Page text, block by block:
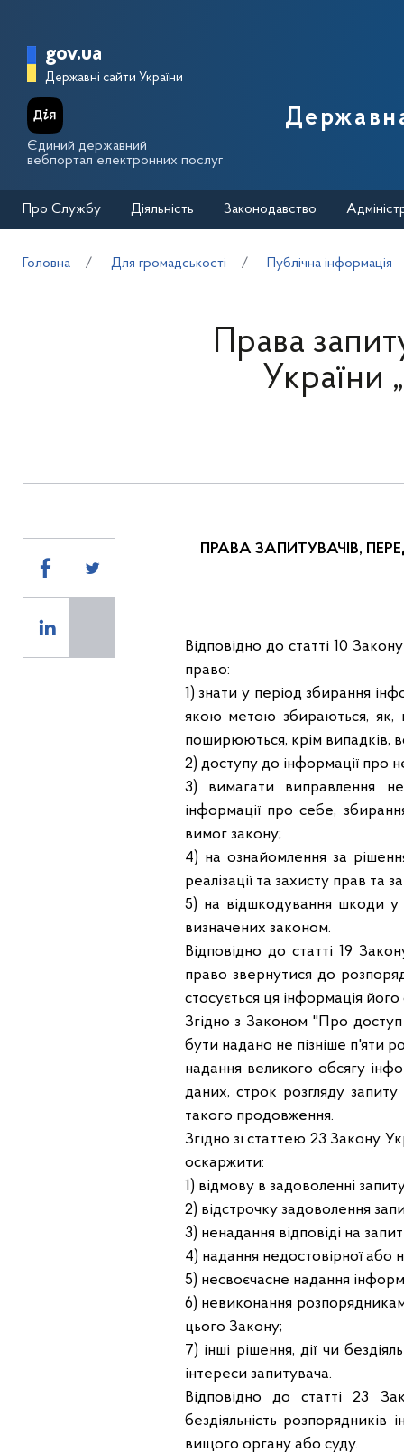
Головна сторінка Державної
gov.ua
Державні сайти України
Єдиний державний
вебпортал електронних послуг
Про Службу Діяльність Законодавство
Головна Для громадськості Публічна інформація
Права
України
ПРАВА ЗАПИТУВАЧІВ,
Відповідно до статті 10
право:
1) знати у період збирання
якою метою збираються, як,
поширюються, крім випадків,
2) доступу до інформації про
3) вимагати виправлення
інформації про себе,
вимог закону;
4) на ознайомлення за
реалізації та захисту прав та
5) на відшкодування шкоди у
визначених законом.
Відповідно до статті 19
право звернутися до
стосується ця інформація
Згідно з Законом "Про доступ
бути надано не пізніше п'яти
надання великого обсягу
даних, строк розгляду
такого продовження.
Згідно зі статтею 23 Закону
оскаржити:
1) відмову в задоволенні
2) відстрочку задоволення
3) ненадання відповіді на
4) надання недостовірної або
5) несвоєчасне надання
6) невиконання
цього Закону;
7) інші рішення, дії чи
інтереси запитувача.
Відповідно до статті 23
бездіяльність
вищого органу або суду.